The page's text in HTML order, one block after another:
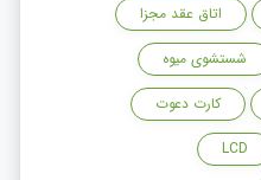
اتاق عقد مجزا
شستشوی میوه
کارت دعوت
LCD